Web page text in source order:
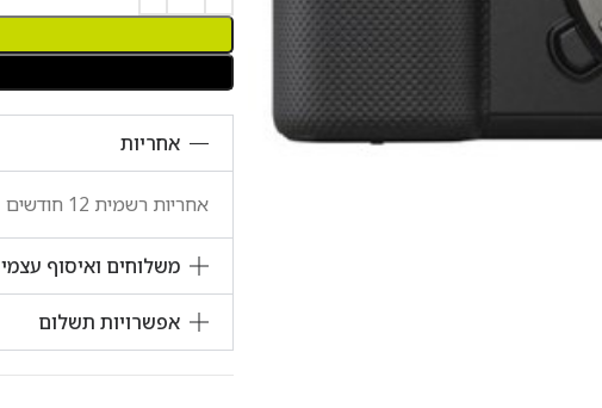
אחריות
אחריות רשמית 12 חודשים
משלוחים ואיסוף עצמי
אפשרויות תשלום